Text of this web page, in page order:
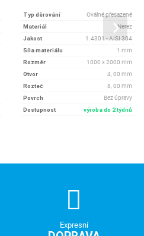
Typ děrování Oválné přesazené
Materiál Nerez
Jakost 1.4301 - AISI 304
Síla materiálu 1 mm
Rozměr 1000 x 2000 mm
Otvor 4, 00 mm
Rozteč 8, 00 mm
Povrch Bez úpravy
Dostupnost výroba do 2 týdnů
Expresní